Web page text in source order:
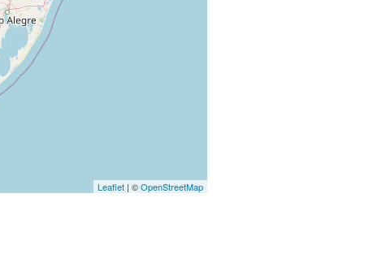
Leaflet| ©OpenStreetMap